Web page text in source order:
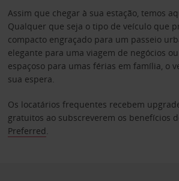
Assim que chegar à sua estação, temos
Qualquer que seja o tipo de veículo que
compacto engraçado para um passeio
elegante para uma viagem de negócios
espaçoso para umas férias em família, o
sua espera.
Os locatários frequentes recebem
gratuitos ao subscreverem os benefícios
Preferred.